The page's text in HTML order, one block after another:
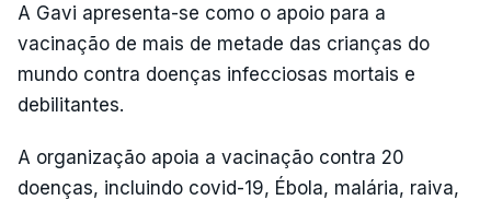
A Gavi apresenta-se como o apoio para a
vacinação de mais de metade das crianças do
mundo contra doenças infecciosas mortais e
debilitantes.
A organização apoia a vacinação contra 20
doenças, incluindo covid-19, Ébola, malária, raiva,